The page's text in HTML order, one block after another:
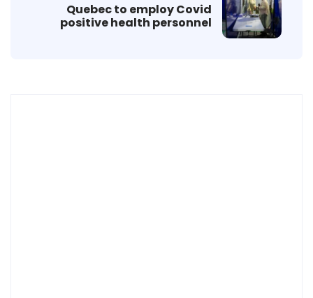
Quebec to employ Covid
positive health personnel